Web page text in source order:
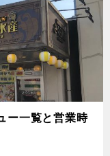
ー一覧と営業時